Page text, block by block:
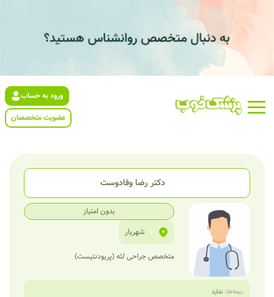
ورود به حساب
عضویت متخصصان
دکتر رضا وفادوست
بدون امتیاز
| شهریار
متخصص جراحی لثه (پریودنتیست)
بیمه‌ها: ندارد